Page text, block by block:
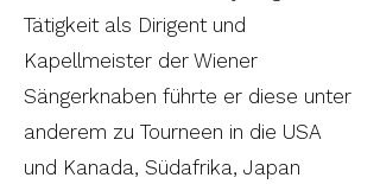
Tätigkeit als Dirigent und
Kapellmeister der Wiener
Sängerknaben führte er diese unter
anderem zu Tourneen in die USA
und Kanada, Südafrika, Japan